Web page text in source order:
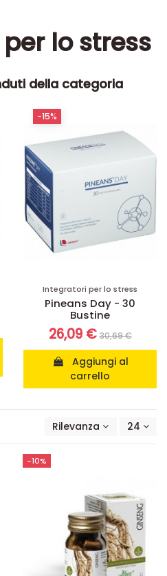
lo stress
della categoria
Integratori per lo stress
Pineans Day - 30
Bustine
26,09 € 30,69 €
carrello
-15%
Rilevanza 24
-10%